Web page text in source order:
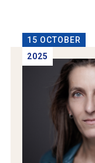
15 OCTOBER
2025